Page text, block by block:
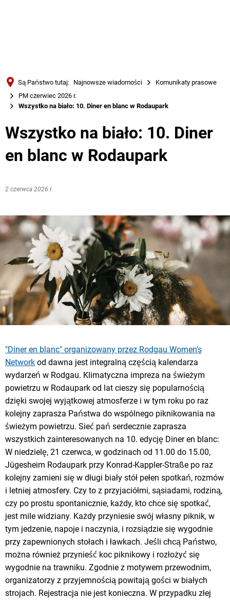
Български
Русский
Są Państwo tutaj: Najnowsze wiadomości
Komunikaty prasowe
PM czerwiec 2026 r.
Wszystko na biało: 10. Diner en blanc w Rodaupark
Wszystko na biało: 10. Diner
en blanc w Rodaupark
2 czerwca 2026 r.
"Diner en blanc" organizowany przez Rodgau Women's
Network od dawna jest integralną częścią kalendarza
wydarzeń w Rodgau. Klimatyczna impreza na świeżym
powietrzu w Rodaupark od lat cieszy się popularnością
dzięki swojej wyjątkowej atmosferze i w tym roku po raz
kolejny zaprasza Państwa do wspólnego piknikowania na
świeżym powietrzu. Sieć pań serdecznie zaprasza
wszystkich zainteresowanych na 10. edycję Diner en blanc:
W niedzielę, 21 czerwca, w godzinach od 11.00 do 15.00,
Jügesheim Rodaupark przy Konrad-Kappler-Straße po raz
kolejny zamieni się w długi biały stół pełen spotkań, rozmów
i letniej atmosfery. Czy to z przyjaciółmi, sąsiadami, rodziną,
czy po prostu spontanicznie, każdy, kto chce się spotkać,
jest mile widziany. Każdy przyniesie swój własny piknik, w
tym jedzenie, napoje i naczynia, i rozsiądzie się wygodnie
przy zapewnionych stołach i ławkach. Jeśli chcą Państwo,
można również przynieść koc piknikowy i rozłożyć się
wygodnie na trawniku. Zgodnie z motywem przewodnim,
organizatorzy z przyjemnością powitają gości w białych
strojach. Rejestracja nie jest konieczna. W przypadku złej